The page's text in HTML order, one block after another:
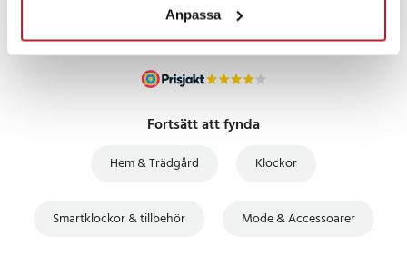
Anpassa
Fortsätt att fynda
Hem & Trädgård Klockor
Smartklockor & tillbehör Mode & Accessoarer